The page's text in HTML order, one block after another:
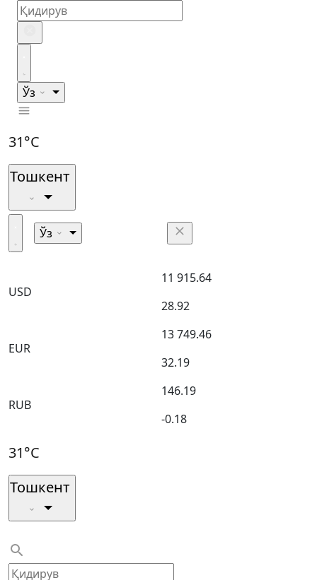
Ўз
31°C
Тошкент
Ўз
USD
11 915.64
28.92
EUR
13 749.46
32.19
RUB
146.19
-0.18
31°C
Тошкент